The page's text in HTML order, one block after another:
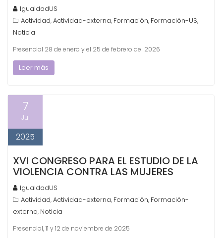
IgualdadUS
Actividad,Actividad-externa, Formación, Formación-US,
Noticia
Presencial 28 de enero y el 25 de febrero de 2026
Leer más
7
Jul
2025
XVI CONGRESO PARA EL ESTUDIO DE LA
VIOLENCIA CONTRA LAS MUJERES
IgualdadUS
Actividad,Actividad-externa, Formación, Formación-
externa, Noticia
Presencial, 11 y 12 de noviembre de 2025